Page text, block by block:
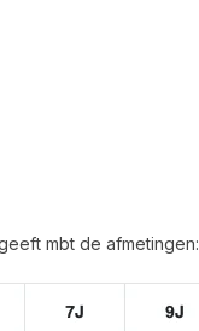
mbt de afmetingen: